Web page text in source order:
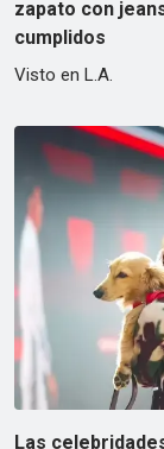
zapato con
cumplidos
Visto en L.A.
Las